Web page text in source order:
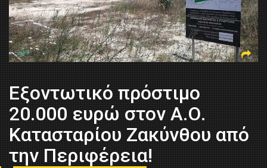
Εξοντωτικό πρόστιμο
20.000 ευρώ στον Α.Ο.
Κατασταρίου Ζακύνθου από
την Περιφέρεια!